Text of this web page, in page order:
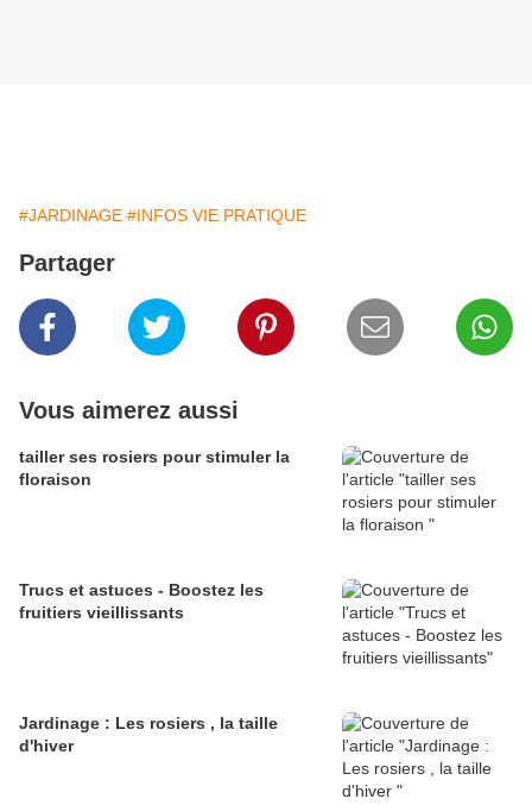
#JARDINAGE #INFOS VIE PRATIQUE
Partager
Vous aimerez aussi
tailler ses rosiers pour stimuler la
floraison
Trucs et astuces - Boostez les
fruitiers vieillissants
Jardinage : Les rosiers , la taille
d'hiver